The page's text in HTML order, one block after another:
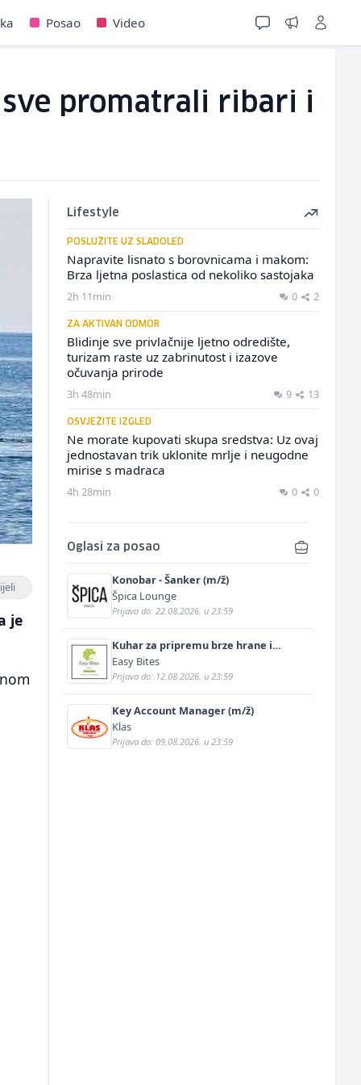
Posao Video
promatrali ribari i
je
Lifestyle
POSLUŽITE UZ SLADOLED
Napravite lisnato s borovnicama i makom:
Brza ljetna poslastica od nekoliko sastojaka
2h 11min 0 2
ZA AKTIVAN ODMOR
Blidinje sve privlačnije ljetno odredište,
turizam raste uz zabrinutost i izazove
očuvanja prirode
3h 48min 9 13
OSVJEŽITE IZGLED
Ne morate kupovati skupa sredstva: Uz ovaj
jednostavan trik uklonite mrlje i neugodne
mirise s madraca
4h 28min 0 0
Oglasi za posao
Konobar - Šanker (m/ž)
Špica Lounge
Prijava do: 22.08.2026. u 23:59
Kuhar za pripremu brze hrane i
jednostavnih jela (m/ž)
Easy Bites
Prijava do: 12.08.2026. u 23:59
Key Account Manager (m/ž)
Klas
Prijava do: 09.08.2026. u 23:59